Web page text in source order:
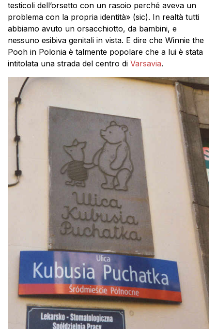
testicoli dell’orsetto con un rasoio perché aveva un
problema con la propria identità» (sic). In realtà tutti
abbiamo avuto un orsacchiotto, da bambini, e
nessuno esibiva genitali in vista. E dire che Winnie the
Pooh in Polonia è talmente popolare che a lui è stata
intitolata una strada del centro di Varsavia.